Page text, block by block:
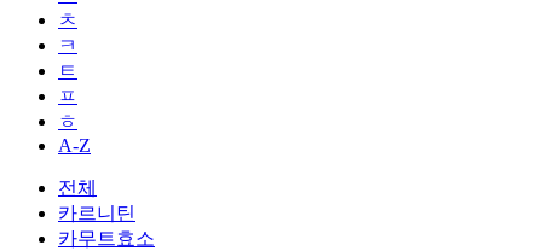
ㅊ
ㅋ
ㅌ
ㅍ
ㅎ
A-Z
전체
카르니틴
카무트효소